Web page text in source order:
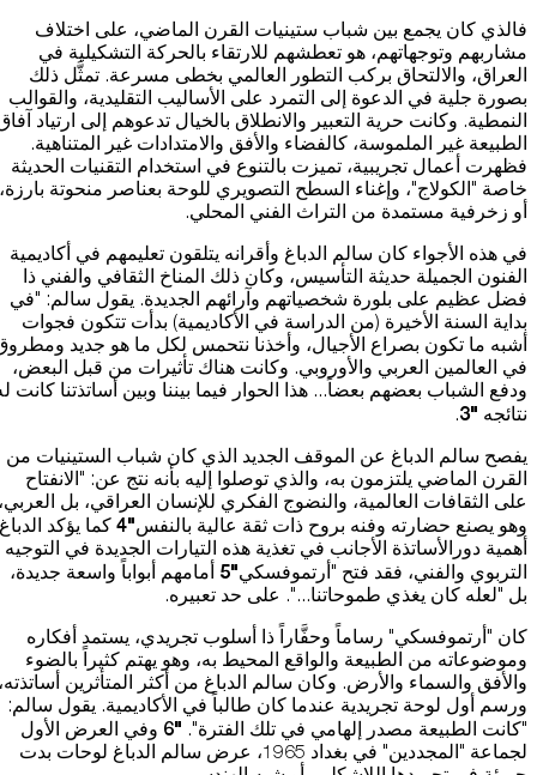
فالذي كان يجمع بين شباب ستينيات القرن الماضي، على اختلاف
مشاربهم وتوجهاتهم، هو تعطشهم للارتقاء بالحركة التشكيلية في
العراق، والالتحاق بركب التطور العالمي بخطى مسرعة. تمثَّل ذلك
بصورة جلية في الدعوة إلى التمرد على الأساليب التقليدية، والقوالب
النمطية. وكانت حرية التعبير والانطلاق بالخيال تدعوهم إلى ارتياد
الطبيعة غير الملموسة، كالفضاء والأفق والامتدادات غير المتناهية.
فظهرت أعمال تجريبية، تميزت بالتنوع في استخدام التقنيات الحديثة
خاصة "الكولاج"، وإغناء السطح التصويري للوحة بعناصر منحوتة بارزة،
أو زخرفية مستمدة من التراث الفني المحلي.
في هذه الأجواء كان سالم الدباغ وأقرانه يتلقون تعليمهم في أكاديمية
الفنون الجميلة حديثة التأسيس، وكان ذلك المناخ الثقافي والفني ذا
فضل عظيم على بلورة شخصياتهم وآرائهم الجديدة. يقول سالم: "في
بداية السنة الأخيرة (من الدراسة في الأكاديمية) بدأت تتكون فجوات
أشبه ما تكون بصراع الأجيال، وأخذنا نتحمس لكل ما هو جديد
في العالمين العربي والأوروبي. وكانت هناك تأثيرات من قبل البعض،
ودفع الشباب بعضهم بعضاً... هذا الحوار فيما بيننا وبين أساتذتنا كانت
نتائجه "3
.
يفصح سالم الدباغ عن الموقف الجديد الذي كان شباب الستينيات من
القرن الماضي يلتزمون به، والذي توصلوا إليه بأنه نتج عن: "الانفتاح
على الثقافات العالمية، والنضوج الفكري للإنسان العراقي، بل
وهو يصنع حضارته وفنه بروح ذات ثقة عالية بالنفس"4
كما يؤكد الدباغ
أهمية دورالأساتذة الأجانب في تغذية هذه التيارات الجديدة في التوجيه
التربوي والفني، فقد فتح "أرتموفسكي"5
أمامهم أبواباً واسعة جديدة،
بل "لعله كان يغذي طموحاتنا...". على حد تعبيره.
كان "أرتموفسكي" رساماً وحفَّاراً ذا أسلوب تجريدي، يستمد أفكاره
وموضوعاته من الطبيعة والواقع المحيط به، وهو يهتم كثيراً بالضوء
والأفق والسماء والأرض. وكان سالم الدباغ من أكثر المتأثرين
ورسم أول لوحة تجريدية عندما كان طالباً في الأكاديمية. يقول سالم:
"كانت الطبيعة مصدر إلهامي في تلك الفترة". "6
وفي العرض الأول
لجماعة "المجددين" في بغداد 1965، عرض سالم الدباغ لوحات بدت